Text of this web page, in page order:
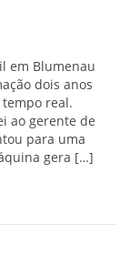
em Blumenau
dois anos
tempo real.
ao gerente de
para uma
gera […]